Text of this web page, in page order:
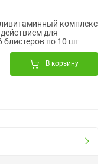
комплекс
для
блистеров по 10 шт
В корзину